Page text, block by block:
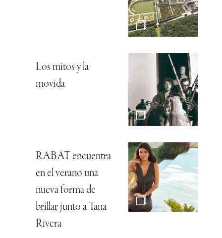
Los mitos y la
movida
RABAT encuentra
en el verano una
nueva forma de
brillar junto a Tana
Rivera